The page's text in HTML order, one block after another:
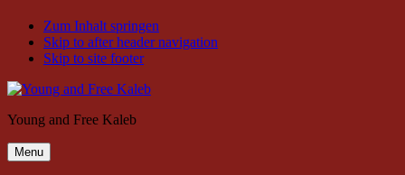
Zum Inhalt springen
Skip to after header navigation
Skip to site footer
Young and Free Kaleb
Menu